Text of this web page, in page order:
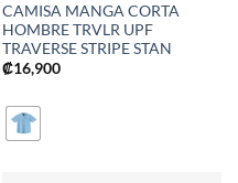
CAMISA MANGA CORTA
HOMBRE TRVLR UPF
TRAVERSE STRIPE STAN
₡16,900